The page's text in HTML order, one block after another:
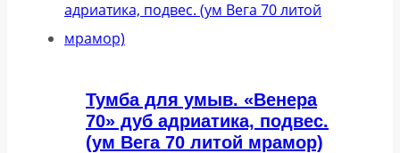
Тумба для умыв. «Венера
70» дуб адриатика, подвес.
(ум Вега 70 литой мрамор)